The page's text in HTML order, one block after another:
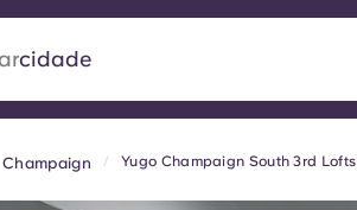
país
English (US)
Champaign Yugo Champaign South 3rd Lofts